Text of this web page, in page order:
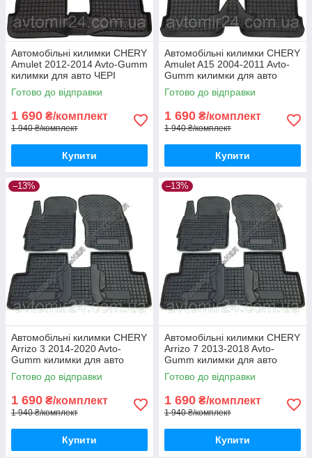
Автомобільні килимки CHERY
Amulet 2012-2014 Avto-Gumm
килимки для авто ЧЕРІ
Амулет 2012-2014 Автогум
Готово до відправки
1 690 ₴/комплект
1 940 ₴/комплект
Купити
Автомобільні килимки CHERY
Amulet A15 2004-2011 Avto-
Gumm килимки для авто
ЧЕРІ Амулет А15 2004-2011
Автогум
Готово до відправки
1 690 ₴/комплект
1 940 ₴/комплект
Купити
–13%
Автомобільні килимки CHERY
Arrizo 3 2014-2020 Avto-
Gumm килимки для авто
ЧЕРІ Аррізо 3 2014-2020
Автогум
Готово до відправки
1 690 ₴/комплект
1 940 ₴/комплект
Купити
–13%
Автомобільні килимки CHERY
Arrizo 7 2013-2018 Avto-
Gumm килимки для авто
ЧЕРІ Аррізо 7 2013-2018
Автогум
Готово до відправки
1 690 ₴/комплект
1 940 ₴/комплект
Купити